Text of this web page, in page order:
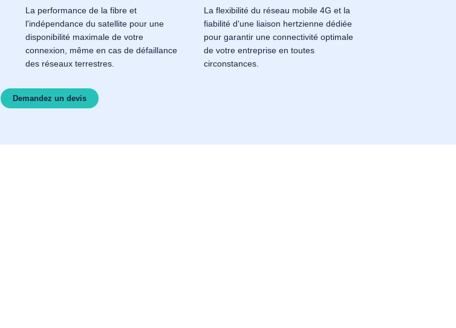
La performance de la fibre et
l'indépendance du satellite pour une
disponibilité maximale de votre
connexion, même en cas de défaillance
des réseaux terrestres.
La flexibilité du réseau mobile 4G et la
fiabilité d'une liaison hertzienne dédiée
pour garantir une connectivité optimale
de votre entreprise en toutes
circonstances.
Demandez un devis